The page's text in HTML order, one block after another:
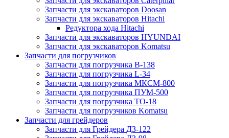
Запчасти для экскаваторов Doosan
Запчасти для экскаваторов Hitachi
Редуктора хода Hitachi
Запчасти для экскаваторов HYUNDAI
Запчасти для экскаваторов Komatsu
Запчасти для погрузчиков
Запчасти для погрузчика B-138
Запчасти для погрузчика L-34
Запчасти для погрузчика МКСМ-800
Запчасти для погрузчика ПУМ-500
Запчасти для погрузчика ТО-18
Запчасти для погрузчиков Komatsu
Запчасти для грейдеров
Запчасти для Грейдера ДЗ-122